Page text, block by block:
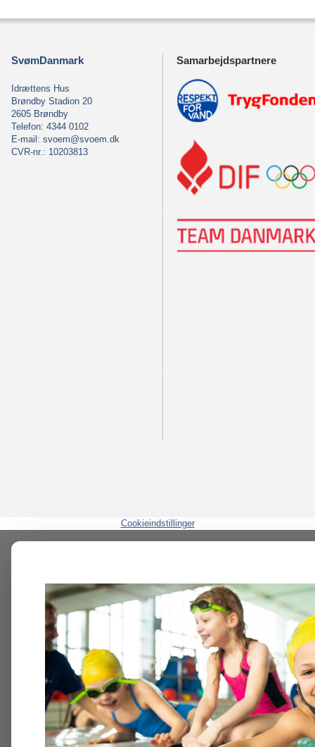
SvømDanmark
Idrættens Hus
Brøndby Stadion 20
2605 Brøndby
Telefon: 4344 0102
E-mail: svoem@svoem.dk
CVR-nr.: 10203813
Samarbejdspartnere
Cookieindstillinger